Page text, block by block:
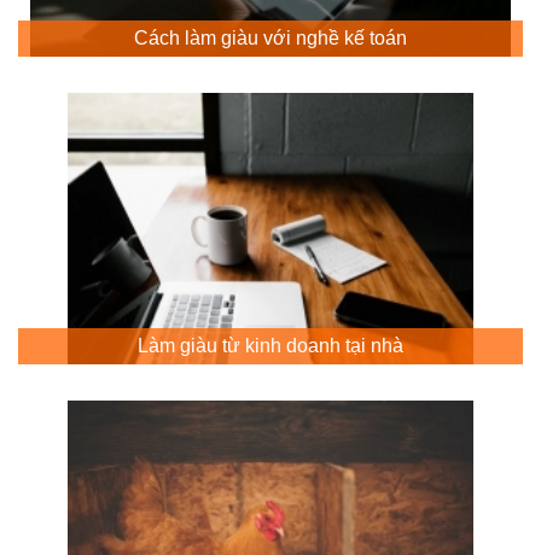
Cách làm giàu với nghề kế toán
Làm giàu từ kinh doanh tại nhà